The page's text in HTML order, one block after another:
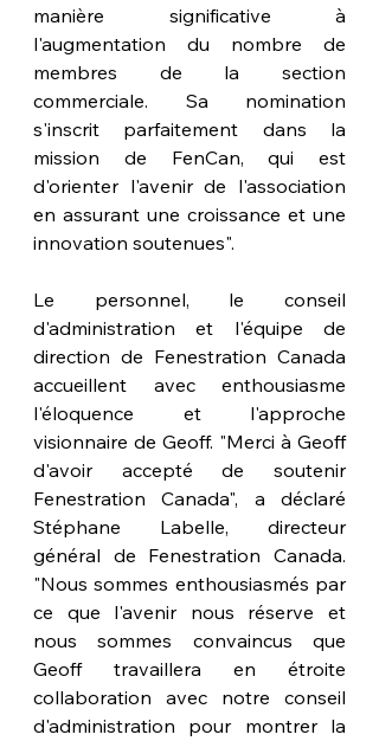
manière significative à
l'augmentation du nombre de
membres de la section
commerciale. Sa nomination
s'inscrit parfaitement dans la
mission de FenCan, qui est
d'orienter l'avenir de l'association
en assurant une croissance et une
innovation soutenues".
Le personnel, le conseil
d'administration et l'équipe de
direction de Fenestration Canada
accueillent avec enthousiasme
l'éloquence et l'approche
visionnaire de Geoff. "Merci à Geoff
d'avoir accepté de soutenir
Fenestration Canada", a déclaré
Stéphane Labelle, directeur
général de Fenestration Canada.
"Nous sommes enthousiasmés par
ce que l'avenir nous réserve et
nous sommes convaincus que
Geoff travaillera en étroite
collaboration avec notre conseil
d'administration pour montrer la